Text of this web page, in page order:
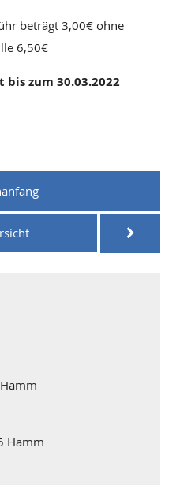
beträgt 3,00€ ohne
6,50€
zum 30.03.2022
Hamm